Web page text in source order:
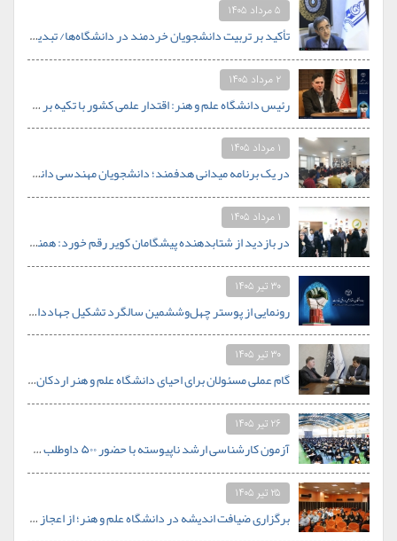
۵ مرداد ۱۴۰۵
تأکید بر تربیت دانشجویان خردمند در دانشگاه‌ها/ تبدیل دانشگاه علم‌وهنر جهاددانشگاهی به الگوی دانشگاه کارآفرین در جنوب کشور
۲ مرداد ۱۴۰۵
رئیس دانشگاه علم و هنر: اقتدار علمی کشور با تکیه بر جوانان و خودباوری محقق خواهد شد.
۱ مرداد ۱۴۰۵
در یک برنامه میدانی هدفمند؛ دانشجویان مهندسی دانشگاه علم و هنر از قلب صنعت کاشی یزد بازدید کردند
۱ مرداد ۱۴۰۵
در بازدید از شتابدهنده پیشگامان کویر رقم خورد: همنشینی اساتید دانشگاه علم و هنر با محور استارتاپی
۳۰ تیر ۱۴۰۵
رونمایی از پوستر چهل‌وششمین سالگرد تشکیل جهاددانشگاهی با شعار «جهاددانشگاهی؛ اقتدار علمی در افق مقاومت»
۳۰ تیر ۱۴۰۵
گام عملی مسئولان برای احیای دانشگاه علم و هنر اردکان؛ از نیازسنجی رشته‌های جدید تا تأمین بودجه
۲۶ تیر ۱۴۰۵
آزمون کارشناسی ارشد ناپیوسته با حضور ۵۰۰ داوطلب در دانشگاه علم و هنر برگزار شد
۲۵ تیر ۱۴۰۵
برگزاری ضیافت اندیشه در دانشگاه علم و هنر؛ از اعجاز علمی قرآن تا نظام سلوکی در خانواده